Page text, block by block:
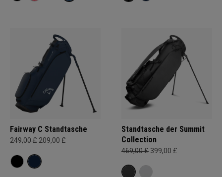
Fairway C Standtasche
249,00 £ 209,00 £
Standtasche der Summit
Collection
469,00 £ 399,00 £